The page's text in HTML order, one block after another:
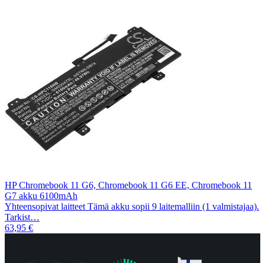
HP Chromebook 11 G6, Chromebook 11 G6 EE, Chromebook 11
G7 akku 6100mAh
Yhteensopivat laitteet Tämä akku sopii 9 laitemalliin (1 valmistajaa).
Tarkist…
63,95 €